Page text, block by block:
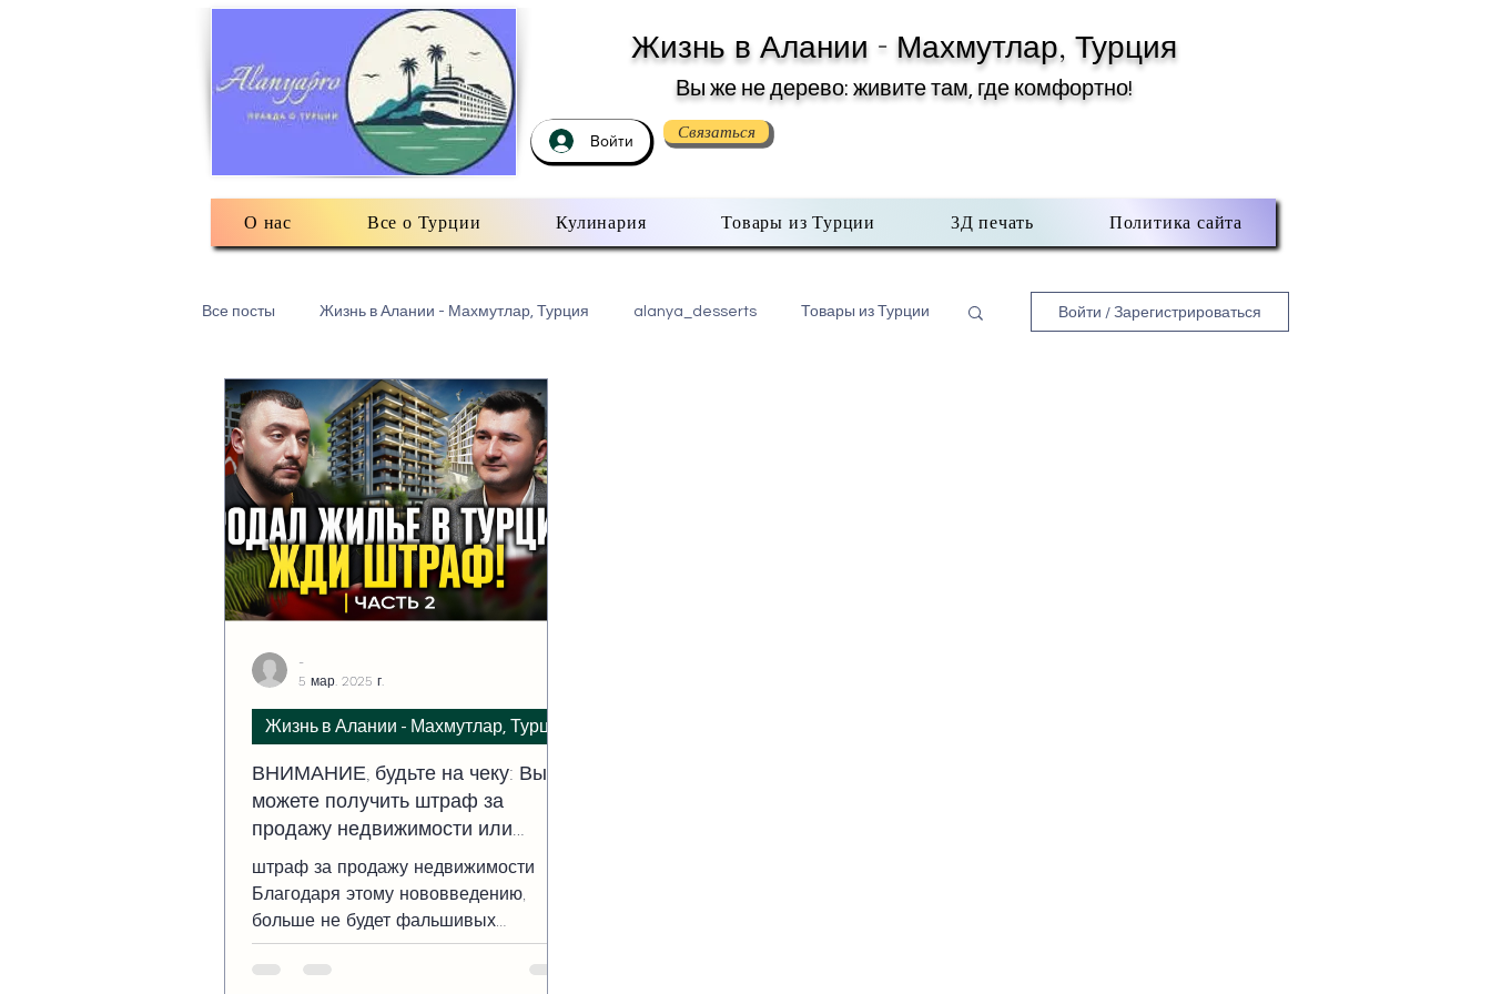
Жизнь в Алании - Махмутлар, Турция
Вы же не дерево: живите там, где комфортно!
Войти Связаться
О нас Все о Турции Кулинария Товары из Турции 3Д печать Политика сайта
Все посты Жизнь в Алании - Махмутлар, Турция alanya_desserts Товары из Турции
Турецкий текстиль Разное: обо всем помаленьку
Есть мнение 3Д печать в Махмутлар
Войти / Зарегистрироваться
ВНИМАНИЕ, будьте на чеку: Вы
можете получить штраф за
продажу недвижимости или
автомобиля
штраф за продажу недвижимости
Благодаря этому нововведению,
больше не будет фальшивых
объявлений о недвижимости или
автомобилях
Жизнь в Алании - Махмутлар, Турция
-
5 мар. 2025 г.